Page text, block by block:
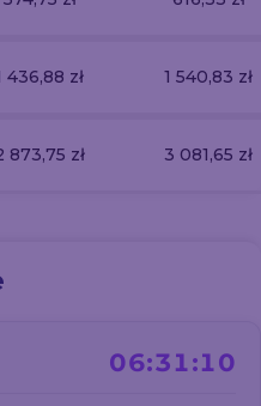
436,88 zł 1 540,83 zł
873,75 zł 3 081,65 zł
06:31:10